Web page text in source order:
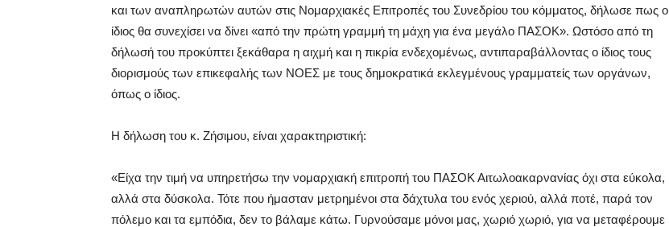
και των αναπληρωτών αυτών στις Νομαρχιακές Επιτροπές του Συνεδρίου του κόμματος, δήλωσε πως ο
ίδιος θα συνεχίσει να δίνει «από την πρώτη γραμμή τη μάχη για ένα μεγάλο ΠΑΣΟΚ». Ωστόσο από τη
δήλωσή του προκύπτει ξεκάθαρα η αιχμή και η πικρία ενδεχομένως, αντιπαραβάλλοντας ο ίδιος τους
διορισμούς των επικεφαλής των ΝΟΕΣ με τους δημοκρατικά εκλεγμένους γραμματείς των οργάνων,
όπως ο ίδιος.
Η δήλωση του κ. Ζήσιμου, είναι χαρακτηριστική:
«Είχα την τιμή να υπηρετήσω την νομαρχιακή επιτροπή του ΠΑΣΟΚ Αιτωλοακαρνανίας όχι στα εύκολα,
αλλά στα δύσκολα. Τότε που ήμασταν μετρημένοι στα δάχτυλα του ενός χεριού, αλλά ποτέ, παρά τον
πόλεμο και τα εμπόδια, δεν το βάλαμε κάτω. Γυρνούσαμε μόνοι μας, χωριό χωριό, για να μεταφέρουμε